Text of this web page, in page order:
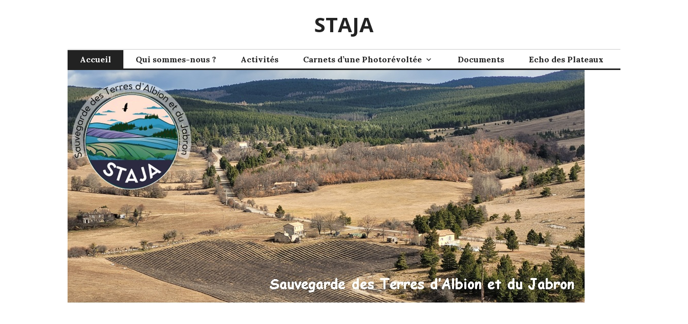
STAJA
Accueil Qui sommes-nous ? Activités Carnets d’une Photorévoltée Documents Echo des Plateaux